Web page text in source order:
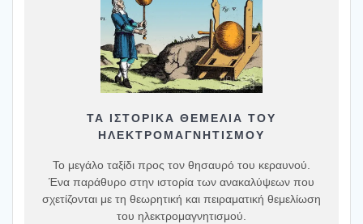
ΤΑ ΙΣΤΟΡΙΚΆ ΘΕΜΈΛΙΑ ΤΟΥ
ΗΛΕΚΤΡΟΜΑΓΝΗΤΙΣΜΟΎ
Το μεγάλο ταξίδι προς τον θησαυρό του κεραυνού.
Ένα παράθυρο στην ιστορία των ανακαλύψεων που
σχετίζονται με τη θεωρητική και πειραματική θεμελίωση
του ηλεκτρομαγνητισμού.